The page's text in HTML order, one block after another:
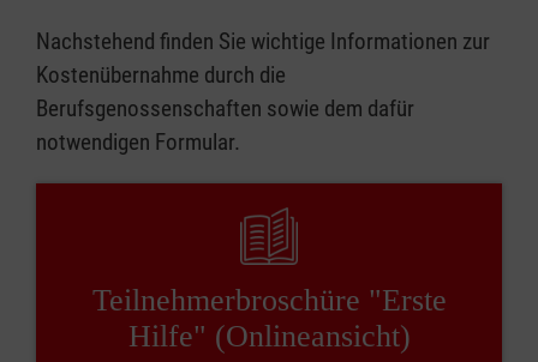
Nachstehend finden Sie wichtige Informationen zur
Kostenübernahme durch die
Berufsgenossenschaften sowie dem dafür
notwendigen Formular.
Teilnehmerbroschüre "Erste
Hilfe" (Onlineansicht)